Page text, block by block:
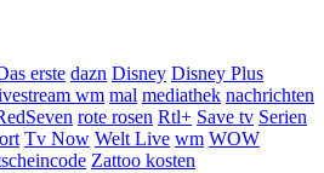
erste dazn Disney Disney Plus
wm mal mediathek nachrichten
rote rosen Rtl+ Save tv Serien
Tv Now Welt Live wm WOW
Zattoo kosten